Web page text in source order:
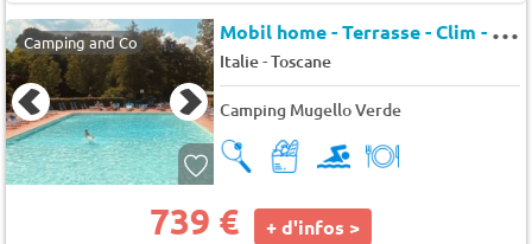
Camping and Co M
obil home - Terrasse - Clim - TV 6 pers.
Italie-Toscane
Camping Mugello Verde
739 € + d'infos >